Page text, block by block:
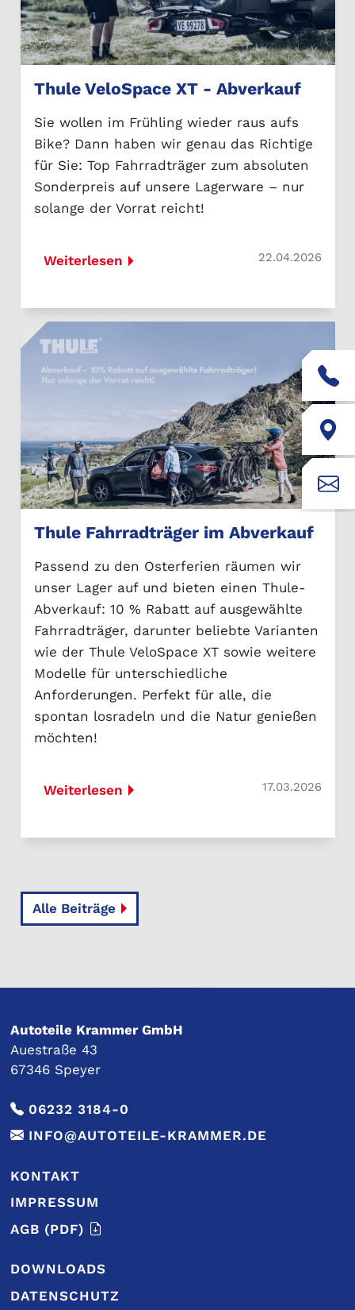
Thule VeloSpace XT - Abverkauf
Sie wollen im Frühling wieder raus aufs
Bike? Dann haben wir genau das Richtige
für Sie: Top Fahrradträger zum absoluten
Sonderpreis auf unsere Lagerware – nur
solange der Vorrat reicht!
Weiterlesen 22.04.2026
Thule Fahrradträger im Abverkauf
Passend zu den Osterferien räumen wir
unser Lager auf und bieten einen Thule-
Abverkauf: 10 % Rabatt auf ausgewählte
Fahrradträger, darunter beliebte Varianten
wie der Thule VeloSpace XT sowie weitere
Modelle für unterschiedliche
Anforderungen. Perfekt für alle, die
spontan losradeln und die Natur genießen
möchten!
Weiterlesen 17.03.2026
Alle Beiträge
Autoteile Krammer GmbH
Auestraße 43
67346 Speyer
06232 3184-0
INFO@AUTOTEILE-KRAMMER.DE
KONTAKT
IMPRESSUM
AGB (PDF)
DOWNLOADS
DATENSCHUTZ